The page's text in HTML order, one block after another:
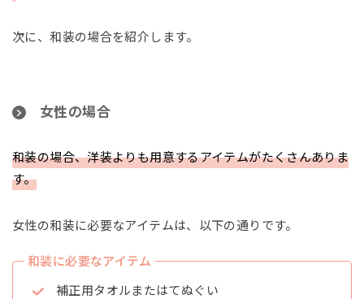
次に、和装の場合を紹介します。
女性の場合
和装の場合、洋装よりも用意するアイテムがたくさんありま
す。
女性の和装に必要なアイテムは、以下の通りです。
和装に必要なアイテム
補正用タオルまたはてぬぐい